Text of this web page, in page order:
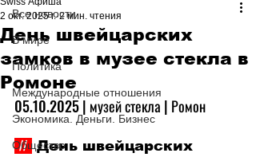
Все новости
В мире
Политика
Международные отношения
Экономика. Деньги. Бизнес
Общество
День швейцарских
замков в музее стекла в
Ромоне
2 окт. 2025 г. 2 мин. чтения
05.10.2025 | музей стекла | Ромон
// День швейцарских